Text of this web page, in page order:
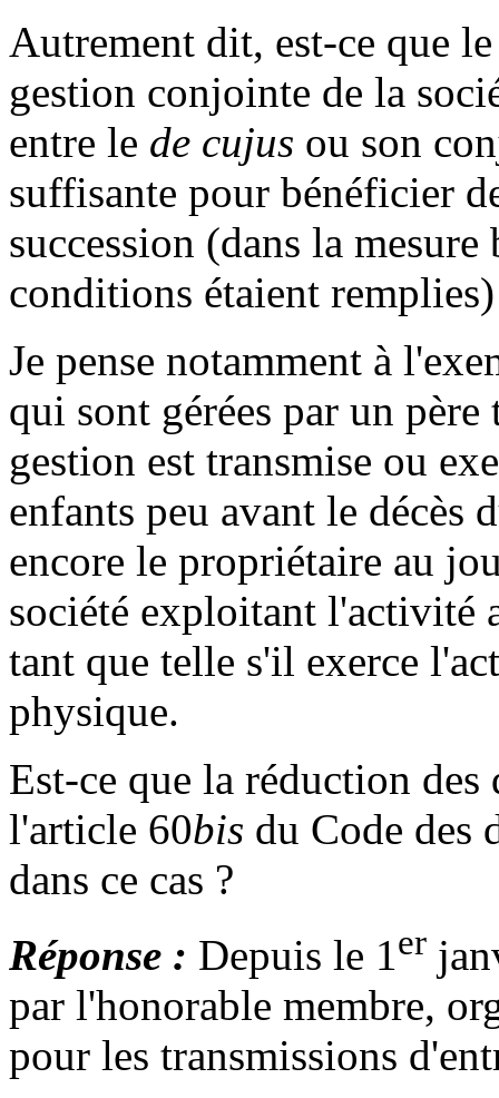
Autrement dit, est-ce que
gestion conjointe de la
entre le de cujus ou son
suffisante pour bénéficier
succession (dans la
conditions étaient
Je pense notamment à
qui sont gérées par un
gestion est transmise ou
enfants peu avant le décès
encore le propriétaire au
société exploitant l'activité
tant que telle s'il exerce
physique.
Est-ce que la réduction
l'article 60bis du Code des
dans ce cas ?
Réponse : Depuis le 1er
par l'honorable membre,
pour les transmissions